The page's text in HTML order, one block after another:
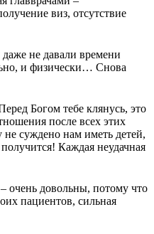
виз, отсутствие
не давали времени
и физически… Снова
Богом тебе клянусь, это
после всех этих
суждено нам иметь детей,
Каждая неудачная
очень довольны, потому что
пациентов, сильная